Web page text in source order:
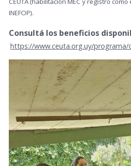
INEFOP).
Consultá los beneficios
https://www.ceuta.org.uy/programa/